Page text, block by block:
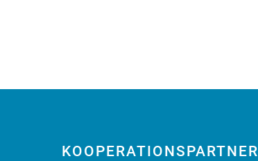
KOOPERATIONS­PARTNER